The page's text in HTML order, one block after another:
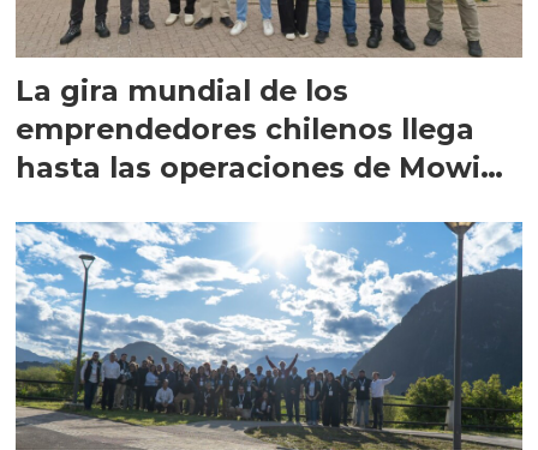
La gira mundial de los
emprendedores chilenos llega
hasta las operaciones de Mowi